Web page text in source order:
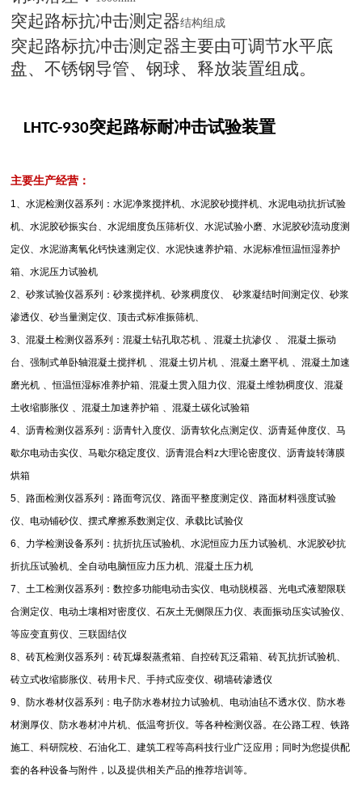
突起路标抗冲击测定器结构组成
突起路标抗冲击测定器主要由可调节水平底
盘、不锈钢导管、钢球、释放装置组成。
LHTC-930突起路标耐冲击试验装置
主要生产经营：
1、水泥检测仪器系列：水泥净浆搅拌机、水泥胶砂搅拌机、水泥电动抗折试验
机、水泥胶砂振实台、水泥细度负压筛析仪、水泥试验小磨、水泥胶砂流动度测
定仪、水泥游离氧化钙快速测定仪、水泥快速养护箱、水泥标准恒温恒湿养护
箱、水泥压力试验机
2、砂浆试验仪器系列：砂浆搅拌机、砂浆稠度仪、
砂浆凝结时间测定仪、砂浆
渗透仪、砂当量测定仪、顶击式标准振筛机、
3、混凝土检测仪器系列：混凝土钻孔取芯机 、混凝土抗渗仪 、
混凝土振动
台、强制式单卧轴混凝土搅拌机 、混凝土切片机 、混凝土磨平机 、混凝土加速
磨光机 、恒温恒湿标准养护箱、混凝土贯入阻力仪、混凝土维勃稠度仪、混凝
土收缩膨胀仪 、混凝土加速养护箱 、混凝土碳化试验箱
4、沥青检测仪器系列：沥青针入度仪、沥青软化点测定仪、沥青延伸度仪、马
歇尔电动击实仪、马歇尔稳定度仪、沥青混合料z大理论密度仪、沥青旋转薄膜
烘箱
5、路面检测仪器系列：路面弯沉仪、路面平整度测定仪、路面材料强度试验
仪、电动铺砂仪、摆式摩擦系数测定仪、承载比试验仪
6、力学检测设备系列：抗折抗压试验机、水泥恒应力压力试验机、水泥胶砂抗
折抗压试验机、全自动电脑恒应力压力机、混凝土压力机
7、土工检测仪器系列：数控多功能电动击实仪、电动脱模器、光电式液塑限联
合测定仪、电动土壤相对密度仪、石灰土无侧限压力仪、表面振动压实试验仪、
等应变直剪仪、三联固结仪
8、砖瓦检测仪器系列：砖瓦爆裂蒸煮箱、自控砖瓦泛霜箱、砖瓦抗折试验机、
砖立式收缩膨胀仪、砖用卡尺、手持式应变仪、砌墙砖渗透仪
9、防水卷材仪器系列：电子防水卷材拉力试验机、电动油毡不透水仪、防水卷
材测厚仪、防水卷材冲片机、低温弯折仪。等各种检测仪器。在公路工程、铁路
施工、科研院校、石油化工、建筑工程等高科技行业广泛应用；同时为您提供配
套的各种设备与附件，以及提供相关产品的推荐培训等。